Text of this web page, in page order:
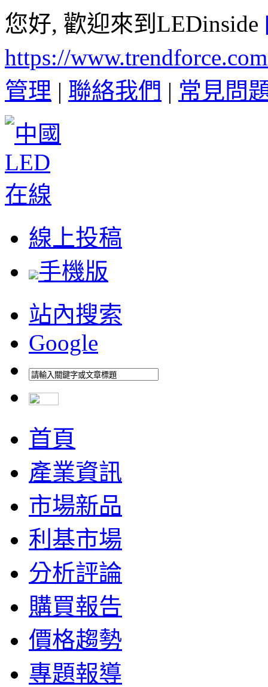
您好, 歡迎來到LEDinside
https://
管理 | 聯絡我們 | 常見問
線上投稿
手機版
站內搜索
Google
首頁
產業資訊
市場新品
利基市場
分析評論
購買報告
價格趨勢
專題報導